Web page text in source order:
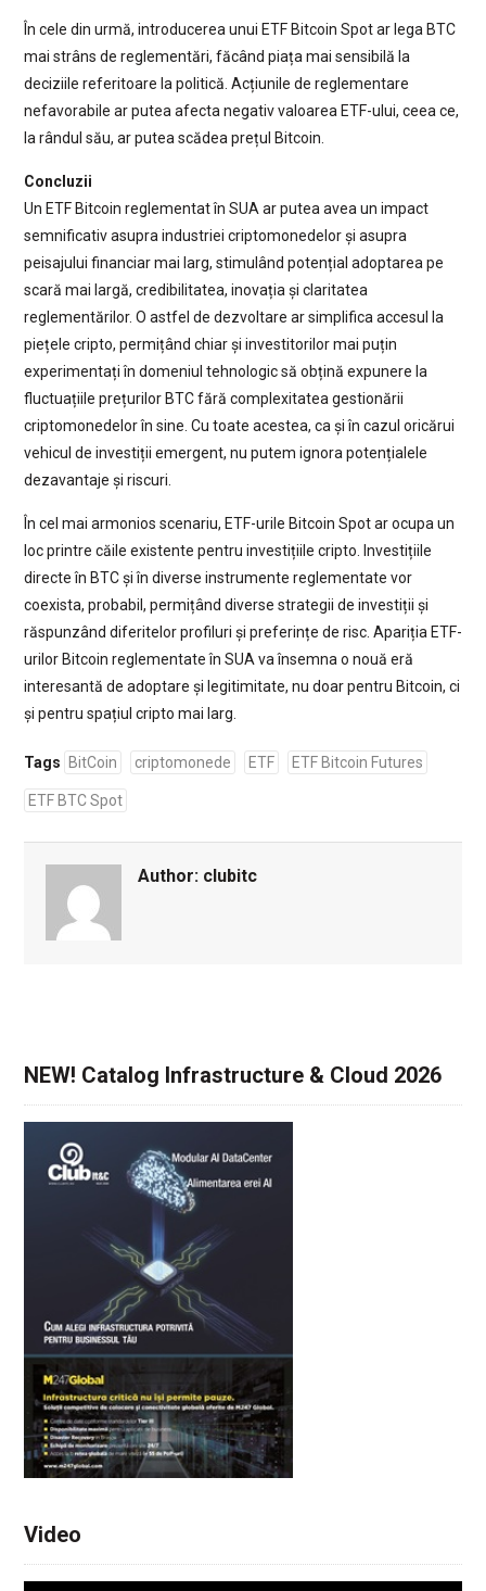
În cele din urmă, introducerea unui ETF Bitcoin Spot ar lega BTC
mai strâns de reglementări, făcând piața mai sensibilă la
deciziile referitoare la politică. Acțiunile de reglementare
nefavorabile ar putea afecta negativ valoarea ETF-ului, ceea ce,
la rândul său, ar putea scădea prețul Bitcoin.
Concluzii
Un ETF Bitcoin reglementat în SUA ar putea avea un impact
semnificativ asupra industriei criptomonedelor și asupra
peisajului financiar mai larg, stimulând potențial adoptarea pe
scară mai largă, credibilitatea, inovația și claritatea
reglementărilor. O astfel de dezvoltare ar simplifica accesul la
piețele cripto, permițând chiar și investitorilor mai puțin
experimentați în domeniul tehnologic să obțină expunere la
fluctuațiile prețurilor BTC fără complexitatea gestionării
criptomonedelor în sine. Cu toate acestea, ca și în cazul oricărui
vehicul de investiții emergent, nu putem ignora potențialele
dezavantaje și riscuri.
În cel mai armonios scenariu, ETF-urile Bitcoin Spot ar ocupa un
loc printre căile existente pentru investițiile cripto. Investițiile
directe în BTC și în diverse instrumente reglementate vor
coexista, probabil, permițând diverse strategii de investiții și
răspunzând diferitelor profiluri și preferințe de risc. Apariția ETF-
urilor Bitcoin reglementate în SUA va însemna o nouă eră
interesantă de adoptare și legitimitate, nu doar pentru Bitcoin, ci
și pentru spațiul cripto mai larg.
Tags BitCoin criptomonede ETF ETF Bitcoin Futures
ETF BTC Spot
Author: clubitc
NEW! Catalog Infrastructure & Cloud 2026
Video